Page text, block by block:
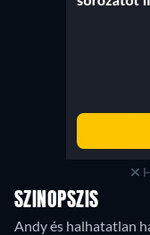
SZINOPSZIS
Andy és halhatatlan